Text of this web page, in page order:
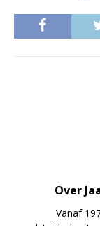
Over
Vanaf